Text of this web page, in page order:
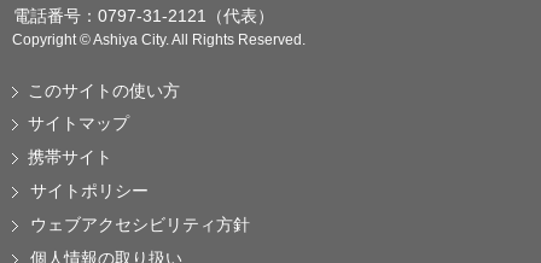
電話番号：0797-31-2121（代表）
Copyright © Ashiya City. All Rights Reserved.
このサイトの使い方
サイトマップ
携帯サイト
サイトポリシー
ウェブアクセシビリティ方針
個人情報の取り扱い